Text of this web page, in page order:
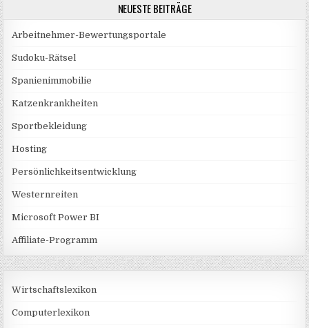
NEUESTE BEITRÄGE
Arbeitnehmer-Bewertungsportale
Sudoku-Rätsel
Spanienimmobilie
Katzenkrankheiten
Sportbekleidung
Hosting
Persönlichkeitsentwicklung
Westernreiten
Microsoft Power BI
Affiliate-Programm
Wirtschaftslexikon
Computerlexikon